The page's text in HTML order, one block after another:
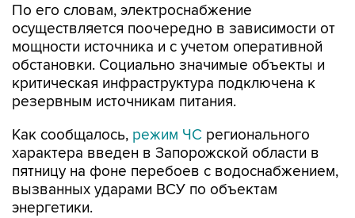
По его словам, электроснабжение
осуществляется поочередно в зависимости от
мощности источника и с учетом оперативной
обстановки. Социально значимые объекты и
критическая инфраструктура подключена к
резервным источникам питания.
Как сообщалось, режим ЧС регионального
характера введен в Запорожской области в
пятницу на фоне перебоев с водоснабжением,
вызванных ударами ВСУ по объектам
энергетики.